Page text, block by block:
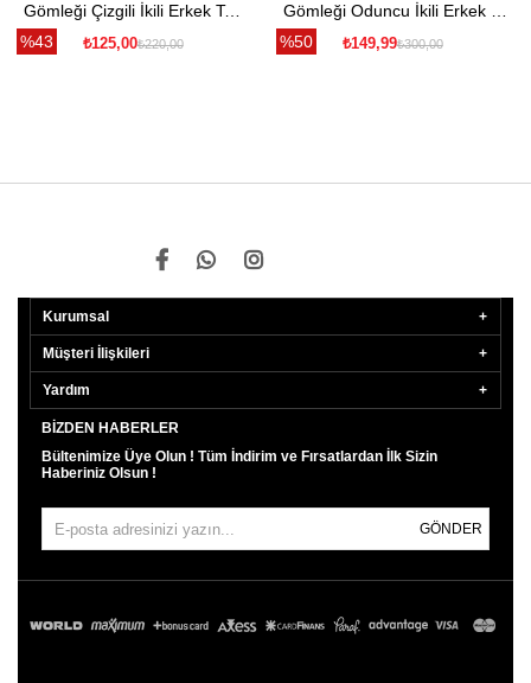
Gömleği Çizgili İkili Erkek Takım - Kırmızı
₺125,00₺220,00
%43
Gömleği Oduncu İkili Erkek Takım - Kırmızı
₺149,99₺300,00
%50
Kurumsal
Müşteri İlişkileri
Yardım
BIZDEN HABERLER
Bültenimize Üye Olun ! Tüm İndirim ve Fırsatlardan İlk Sizin
Haberiniz Olsun !
GÖNDER